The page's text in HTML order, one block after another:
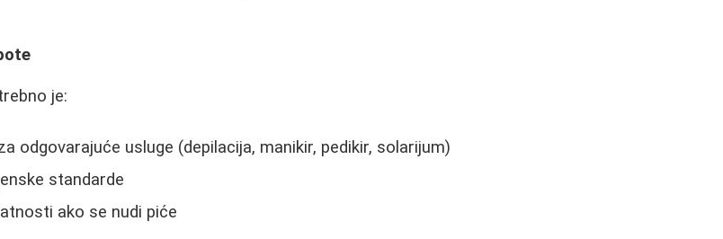
je:
odgovarajuće usluge (depilacija, manikir, pedikir, solarijum)
standarde
ako se nudi piće